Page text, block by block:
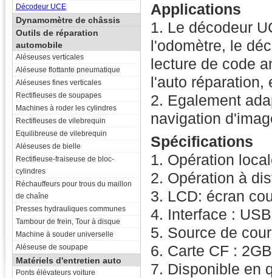
Décodeur UCE
Dynamomètre de châssis
Outils de réparation
automobile
Aléseuses verticales
Aléseuse flottante pneumatique
Aléseuses fines verticales
Rectifieuses de soupapes
Machines à roder les cylindres
Rectifieuses de vilebrequin
Equilibreuse de vilebrequin
Aléseuses de bielle
Rectifieuse-fraiseuse de bloc-
cylindres
Réchauffeurs pour trous du maillon
de chaîne
Presses hydrauliques communes
Tambour de frein, Tour à disque
Machine à souder universelle
Aléseuse de soupape
Matériels d'entretien auto
Ponts élévateurs voiture
Applications
1. Le décodeur
l'odomètre, le
lecture de code
l'auto réparation,
2. Egalement
navigation
Spécifications
1. Opération
2. Opération à
3. LCD: écran
4. Interface :
5. Source de
6. Carte CF :
7. Disponible en